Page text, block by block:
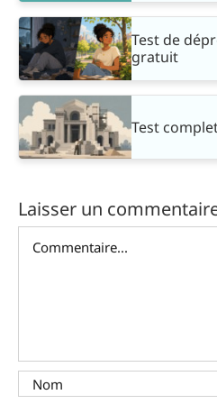
Test de
gratuit
Test
Laisser un